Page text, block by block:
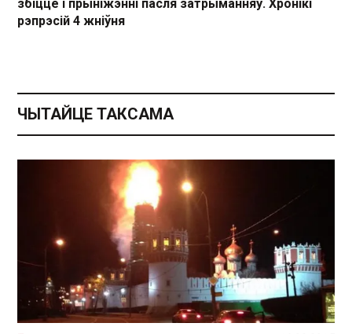
збіццё і прыніжэнні пасля затрыманняў. Хронікі
рэпрэсій 4 жніўня
ЧЫТАЙЦЕ ТАКСАМА